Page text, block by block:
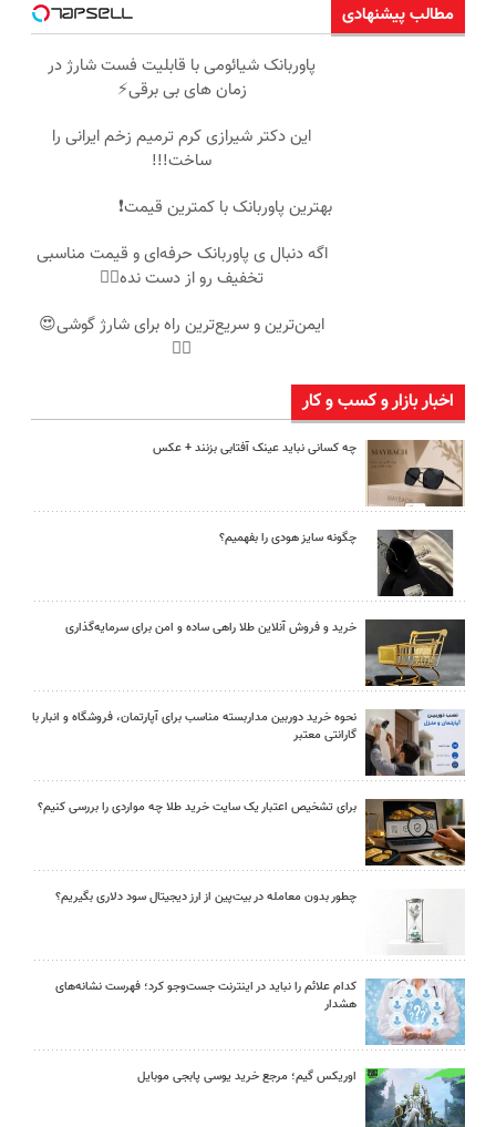
مطالب پیشنهادی
پاوربانک شیائومی با قابلیت فست شارژ در
زمان های بی برقی⚡
این دکتر شیرازی کرم ترمیم زخم ایرانی را
ساخت!!!
بهترین پاوربانک با کمترین قیمت❗
اگه دنبال ی پاوربانک حرفه‌ای و قیمت مناسبی
تخفیف رو از دست نده👌🏻
ایمن‌ترین و سریع‌ترین راه برای شارژ گوشی😍
👌🏻
اخبار بازار و کسب و کار
چه کسانی نباید عینک آفتابی بزنند + عکس
چگونه سایز هودی را بفهمیم؟
خرید و فروش آنلاین طلا راهی ساده و امن برای سرمایه‌گذاری
نحوه خرید دوربین مداربسته مناسب برای آپارتمان، فروشگاه و انبار با
گارانتی معتبر
برای تشخیص اعتبار یک سایت خرید طلا چه مواردی را بررسی کنیم؟
چطور بدون معامله در بیت‌پین از ارز دیجیتال سود دلاری بگیریم؟
کدام علائم را نباید در اینترنت جست‌وجو کرد؛ فهرست نشانه‌های
هشدار
اوریکس گیم؛ مرجع خرید یوسی پابجی موبایل